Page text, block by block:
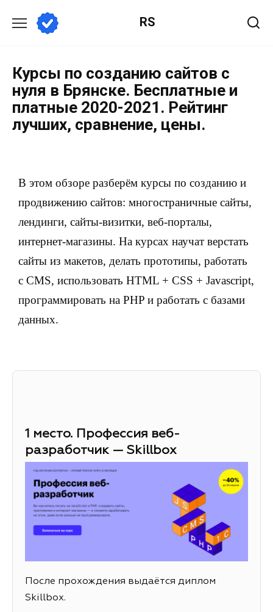
RS
Курсы по созданию сайтов с
нуля в Брянске. Бесплатные и
платные 2020-2021. Рейтинг
лучших, сравнение, цены.
В этом обзоре разберём курсы по созданию и
продвижению сайтов: многостраничные сайты,
лендинги, сайты-визитки, веб-порталы,
интернет-магазины. На курсах научат верстать
сайты из макетов, делать прототипы, работать
с CMS, использовать HTML + CSS + Javascript,
программировать на PHP и работать с базами
данных.
1 место. Профессия веб-
разработчик — Skillbox
После прохождения выдаётся диплом
Skillbox.